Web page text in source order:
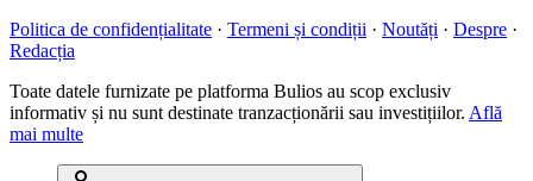
Politica de confidențialitate · Termeni și condiții · Noutăți · Despre ·
Redacția
Toate datele furnizate pe platforma Bulios au scop exclusiv
informativ și nu sunt destinate tranzacționării sau investițiilor. Află
mai multe